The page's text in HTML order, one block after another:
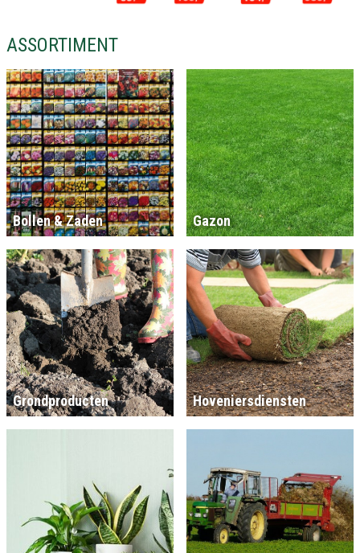
ASSORTIMENT
Bollen & Zaden Gazon
Grondproducten Hoveniersdiensten